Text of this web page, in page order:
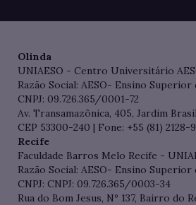
Olinda
UNIAESO - Centro Universitário
Razão Social: AESO- Ensino Superior
CNPJ: 09.726.365/0001-72
Av. Transamazônica, 405, Jardim
CEP 53300-240 | Fone: +55 (81) 2128-
Recife
Faculdade Barros Melo Recife -
Razão Social: AESO- Ensino Superior
CNPJ: CNPJ: 09.726.365/0003-34
Rua do Bom Jesus, Nº 137, Bairro do